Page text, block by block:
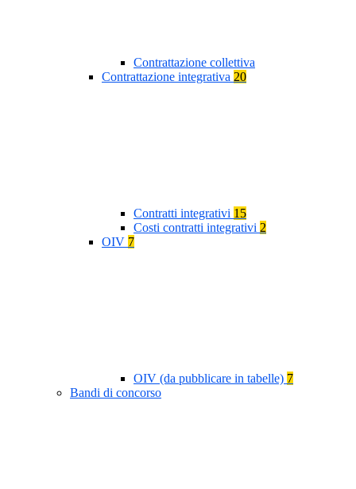
Contrattazione collettiva
Contrattazione integrativa 20
Contratti integrativi 15
Costi contratti integrativi 2
OIV 7
OIV (da pubblicare in tabelle) 7
Bandi di concorso